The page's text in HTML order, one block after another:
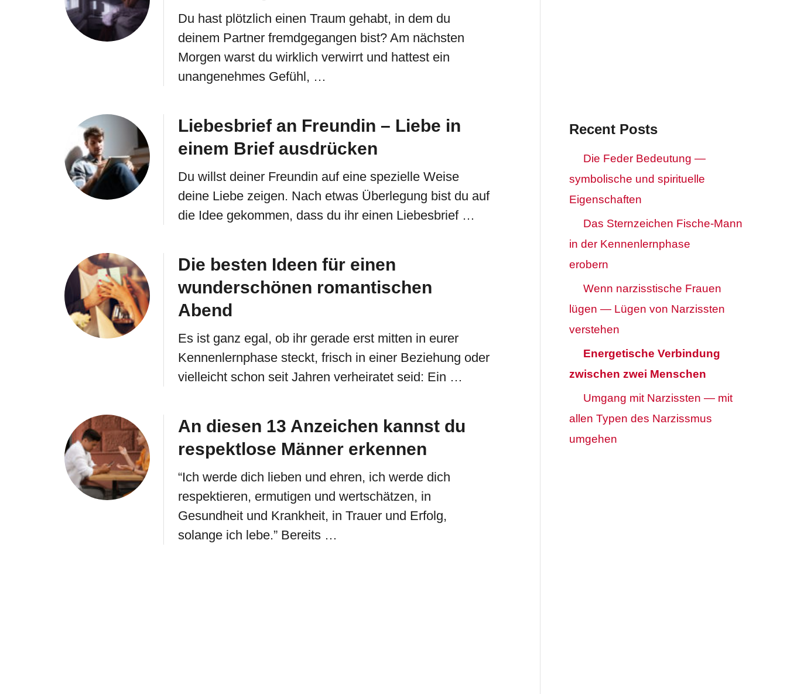
Du hast plötzlich einen Traum gehabt, in dem du
deinem Partner fremdgegangen bist? Am nächsten
Morgen warst du wirklich verwirrt und hattest ein
unangenehmes Gefühl, …
Liebesbrief an Freundin – Liebe in
einem Brief ausdrücken
Du willst deiner Freundin auf eine spezielle Weise
deine Liebe zeigen. Nach etwas Überlegung bist du auf
die Idee gekommen, dass du ihr einen Liebesbrief …
Die besten Ideen für einen
wunderschönen romantischen
Abend
Es ist ganz egal, ob ihr gerade erst mitten in eurer
Kennenlernphase steckt, frisch in einer Beziehung oder
vielleicht schon seit Jahren verheiratet seid: Ein …
An diesen 13 Anzeichen kannst du
respektlose Männer erkennen
“Ich werde dich lieben und ehren, ich werde dich
respektieren, ermutigen und wertschätzen, in
Gesundheit und Krankheit, in Trauer und Erfolg,
solange ich lebe.” Bereits …
Recent Posts
Die Feder Bedeutung —
symbolische und spirituelle
Eigenschaften
Das Sternzeichen Fische-Mann
in der Kennenlernphase
erobern
Wenn narzisstische Frauen
lügen — Lügen von Narzissten
verstehen
Energetische Verbindung
zwischen zwei Menschen
Umgang mit Narzissten — mit
allen Typen des Narzissmus
umgehen